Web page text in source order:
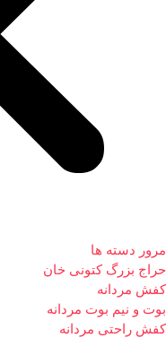
مرور دسته ها
حراج بزرگ کتونی خان
کفش مردانه
بوت و نیم بوت مردانه
کفش راحتی مردانه